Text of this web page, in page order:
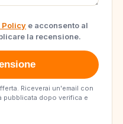
Policy e acconsento al
la recensione.
Riceverai un'email con
pubblicata dopo verifica e